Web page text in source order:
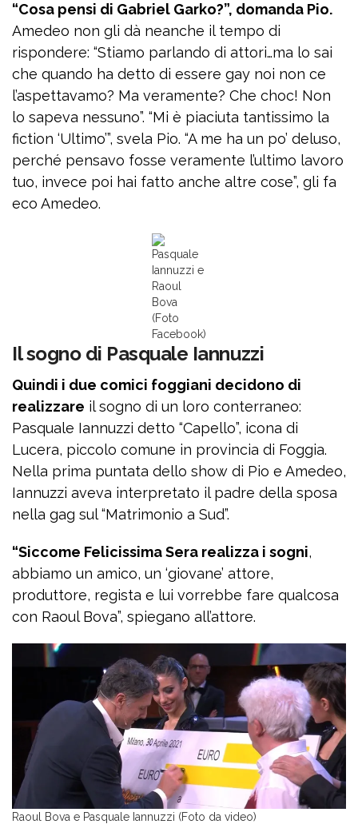
“Cosa pensi di Gabriel Garko?”, domanda Pio.
Amedeo non gli dà neanche il tempo di
rispondere: “Stiamo parlando di attori…ma lo sai
che quando ha detto di essere gay noi non ce
l’aspettavamo? Ma veramente? Che choc! Non
lo sapeva nessuno”. “Mi è piaciuta tantissimo la
fiction ‘Ultimo’”, svela Pio. “A me ha un po’ deluso,
perché pensavo fosse veramente l’ultimo lavoro
tuo, invece poi hai fatto anche altre cose”, gli fa
eco Amedeo.
Pasquale
Iannuzzi e
Raoul
Bova
(Foto
Facebook)
Il sogno di Pasquale Iannuzzi
Quindi i due comici foggiani decidono di
realizzare il sogno di un loro conterraneo:
Pasquale Iannuzzi detto “Capello”, icona di
Lucera, piccolo comune in provincia di Foggia.
Nella prima puntata dello show di Pio e Amedeo,
Iannuzzi aveva interpretato il padre della sposa
nella gag sul “Matrimonio a Sud”.
“Siccome Felicissima Sera realizza i sogni,
abbiamo un amico, un ‘giovane’ attore,
produttore, regista e lui vorrebbe fare qualcosa
con Raoul Bova”, spiegano all’attore.
Raoul Bova e Pasquale Iannuzzi (Foto da video)